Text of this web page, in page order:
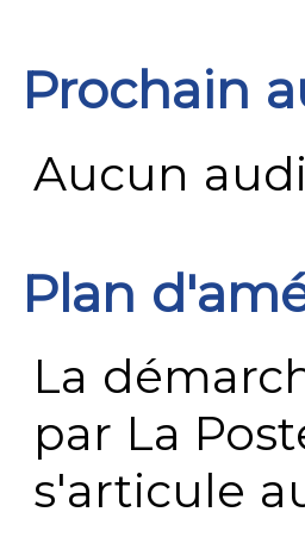
Prochain
Aucun
Plan
La
par La
s'articule